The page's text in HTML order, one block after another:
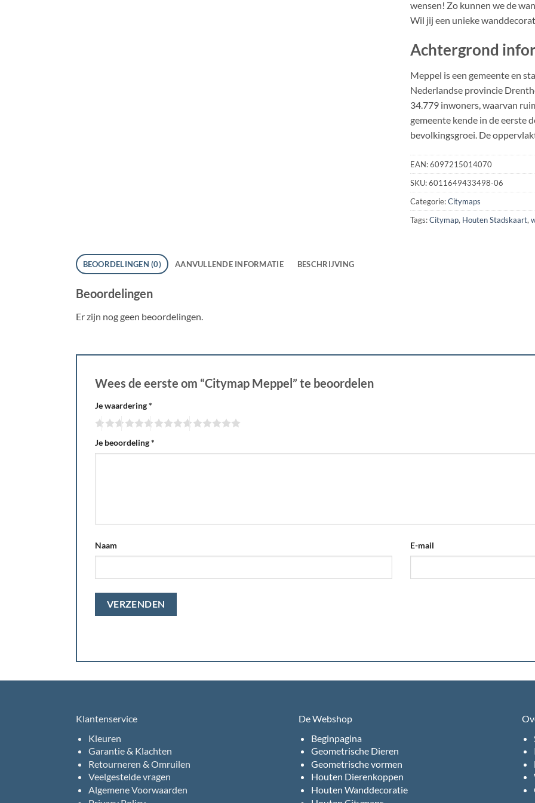
wensen! Zo kunnen we de
Wil jij een unieke
Achtergrond
Meppel is een gemeente en
Nederlandse provincie
34.779 inwoners, waarvan
gemeente kende in de eerste
bevolkingsgroei. De
EAN:6097215014070
SKU:6011649433498-06
Categorie:Citymaps
Tags:Citymap, Houten Stadskaart,
BEOORDELINGEN (0) AANVULLENDE INFORMATIE BESCHRIJVING
Beoordelingen
Er zijn nog geen beoordelingen.
Wees de eerste om “Citymap Meppel” te beoordelen
Je waardering*
Je beoordeling*
Naam E-mail
Klantenservice
Kleuren
Garantie & Klachten
Retourneren & Omruilen
Veelgestelde vragen
Algemene Voorwaarden
De Webshop
Beginpagina
Geometrische Dieren
Geometrische vormen
Houten Dierenkoppen
Houten Wanddecoratie